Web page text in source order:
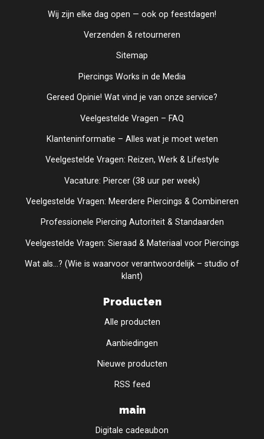
Wij zijn elke dag open — ook op feestdagen!
Verzenden & retourneren
Sitemap
Piercings Works in de Media
Gereed Opinie! Wat vind je van onze service?
Veelgestelde Vragen – FAQ
Klanteninformatie – Alles wat je moet weten
Veelgestelde Vragen: Reizen, Werk & Lifestyle
Vacature: Piercer (38 uur per week)
Veelgestelde Vragen: Meerdere Piercings & Combineren
Professionele Piercing Autoriteit & Standaarden
Veelgestelde Vragen: Sieraad & Materiaal voor Piercings
Wat als...? (Wie is waarvoor verantwoordelijk – studio of
klant)
Producten
Alle producten
Aanbiedingen
Nieuwe producten
RSS feed
main
Digitale cadeaubon